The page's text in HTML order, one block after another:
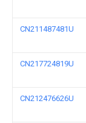
CN211487481U
CN217724819U
CN212476626U